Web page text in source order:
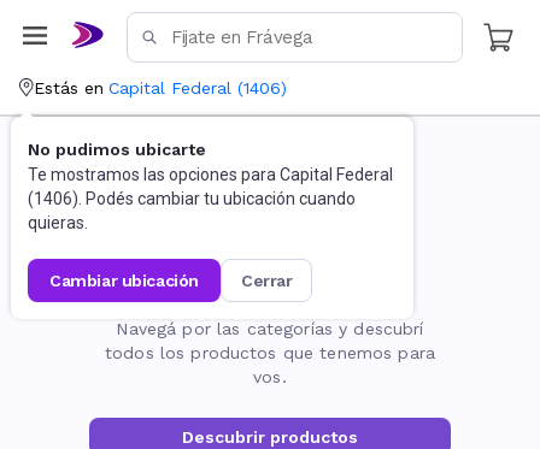
Estás en Capital Federal (1406)
No pudimos ubicarte
Te mostramos las opciones para Capital Federal
(1406). Podés cambiar tu ubicación cuando
quieras.
cambiar ubicación cerrar
La página no existe
Navegá por las categorías y descubrí
todos los productos que tenemos para
vos.
Descubrir productos